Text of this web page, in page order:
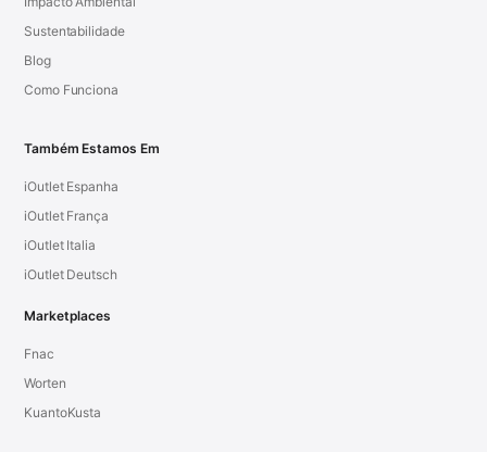
Sustentabilidade
Blog
Como Funciona
Também Estamos Em
iOutlet Espanha
iOutlet França
iOutlet Italia
iOutlet Deutsch
Marketplaces
Fnac
Worten
KuantoKusta